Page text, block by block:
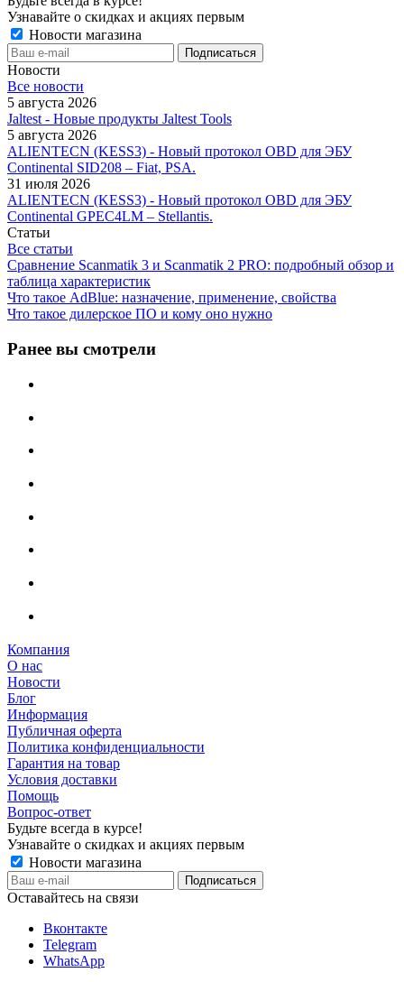
Узнавайте о скидках и акциях первым
Новости магазина
Новости
Все новости
5 августа 2026
Jaltest - Новые продукты Jaltest Tools
5 августа 2026
ALIENTECN (KESS3) - Новый протокол OBD для ЭБУ
Continental SID208 – Fiat, PSA.
31 июля 2026
ALIENTECN (KESS3) - Новый протокол OBD для ЭБУ
Continental GPEC4LM – Stellantis.
Статьи
Все статьи
Сравнение Scanmatik 3 и Scanmatik 2 PRO: подробный обзор и
таблица характеристик
Что такое AdBlue: назначение, применение, свойства
Что такое дилерское ПО и кому оно нужно
Ранее вы смотрели
Компания
О нас
Новости
Блог
Информация
Публичная оферта
Политика конфиденциальности
Гарантия на товар
Условия доставки
Помощь
Вопрос-ответ
Будьте всегда в курсе!
Узнавайте о скидках и акциях первым
Новости магазина
Оставайтесь на связи
Вконтакте
Telegram
WhatsApp